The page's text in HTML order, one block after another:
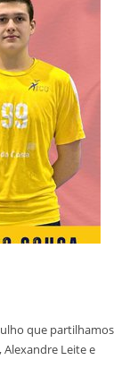
que partilhamos
Leite e